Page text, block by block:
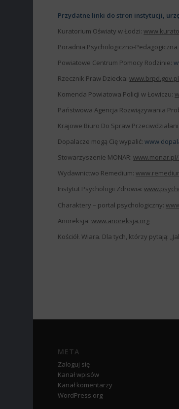
Przydatne linki do stron instytucji,
Kuratorium Oświaty w Łodzi:
Poradnia Psychologiczno-
Powiatowe Centrum Pomocy Rodzinie:
Rzecznik Praw Dziecka:www.brpd.gov.pl
Komenda Powiatowa Policji w Łowiczu:
Państwowa Agencja Rozwiązywania
Krajowe Biuro Do Spraw
Dopalacze mogą Cię wypalić:
Stowarzyszenie MONAR:
Wydawnictwo Remedium:
Instytut Psychologii Zdrowia:
Charaktery – portal psychologiczny:
Anoreksja:www.anoreksja.org
Kościół. Wiara. Dla tych, którzy pytają:
META
Zaloguj się
Kanał wpisów
Kanał komentarzy
WordPress.org